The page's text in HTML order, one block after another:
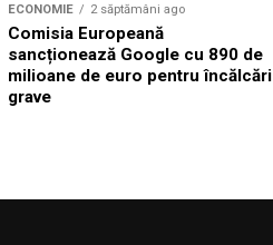
ECONOMIE 2 săptămâni ago
Comisia Europeană
sancționează Google cu 890 de
milioane de euro pentru încălcări
grave